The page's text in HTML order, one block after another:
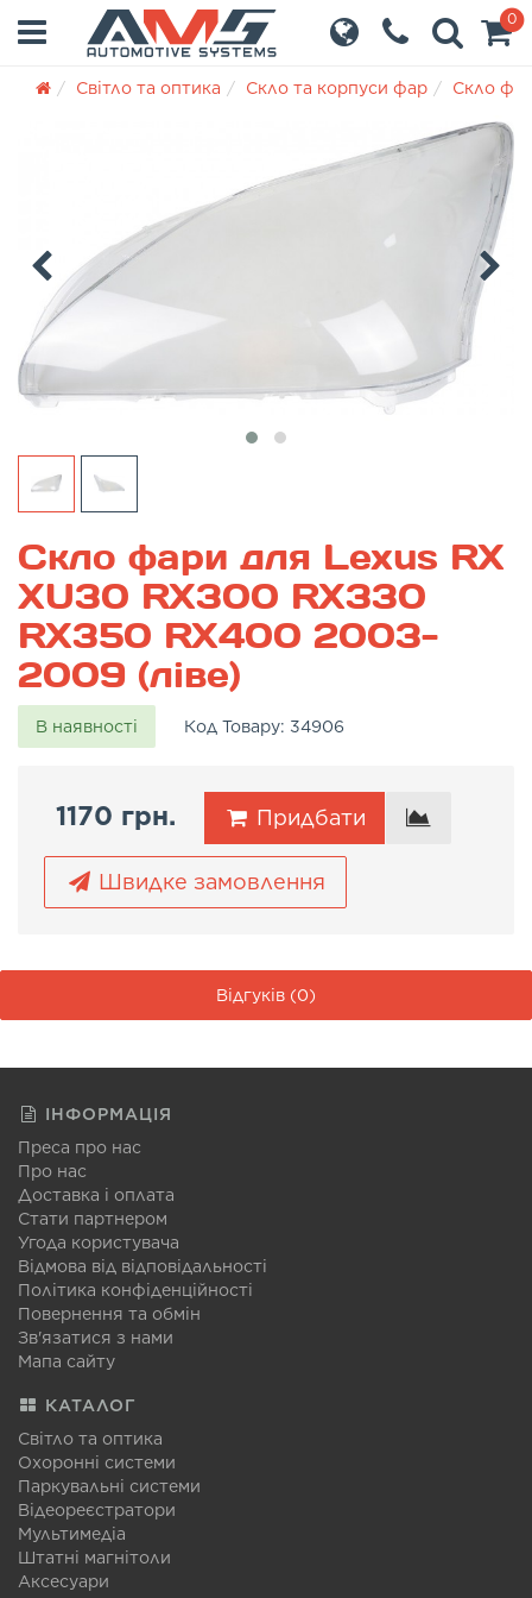
0
Світло та оптика Скло та корпуси фар Скло
Скло фари для Lexus RX
XU30 RX300 RX330
RX350 RX400 2003-
2009 (ліве)
В наявності Код Товару: 34906
1170 грн. Придбати
Швидке замовлення
Відгуків (0)
ІНФОРМАЦІЯ
Преса про нас
Про нас
Доставка і оплата
Стати партнером
Угода користувача
Відмова від відповідальності
Політика конфіденційності
Повернення та обмін
Зв'язатися з нами
Мапа сайту
КАТАЛОГ
Світло та оптика
Охоронні системи
Паркувальні системи
Відеореєстратори
Мультимедіа
Штатні магнітоли
Аксесуари